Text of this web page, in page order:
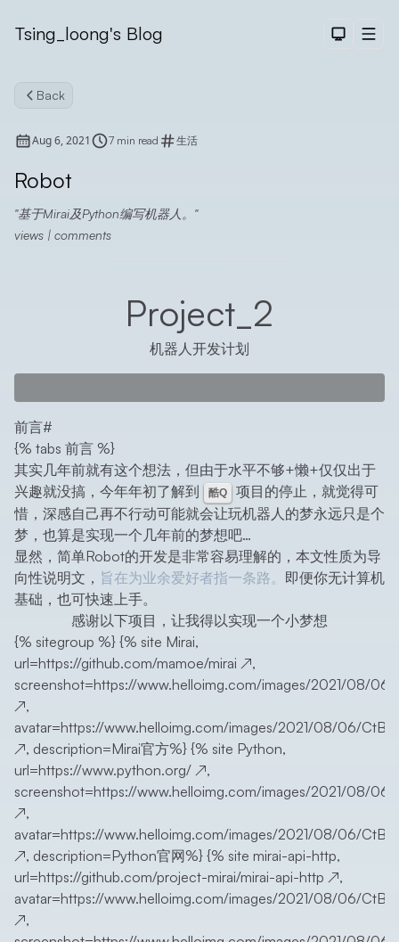
Tsing_loong's Blog Dark
Back
Aug 6, 2021 7 min read 生活
Robot
基于Mirai及Python编写机器人。
views | comments
Project_2
机器人开发计划
前言#
{% tabs 前言 %}
其实几年前就有这个想法，但由于水平不够+懒+仅仅出于
兴趣就没搞，今年年初了解到
酷Q
项目的停止，就觉得可
惜，深感自己再不行动可能就会让玩机器人的梦永远只是个
梦，也算是实现一个几年前的梦想吧…
显然，简单Robot的开发是非常容易理解的，本文性质为导
向性说明文， 旨在为业余爱好者指一条路。 即便你无计算机
基础，也可快速上手。
感谢以下项目，让我得以实现一个小梦想
{% sitegroup %} {% site Mirai,
url=https://github.com/mamoe/mirai ↗,
screenshot=https://www.helloimg.com/images/2021/08/06/
↗,
avatar=https://www.helloimg.com/images/2021/08/06/
↗, description=Mirai官方%} {% site Python,
url=https://www.python.org/ ↗,
screenshot=https://www.helloimg.com/images/2021/08/
↗,
avatar=https://www.helloimg.com/images/2021/08/06/
↗, description=Python官网%} {% site mirai-api-http,
url=https://github.com/project-mirai/mirai-api-http ↗,
avatar=https://www.helloimg.com/images/2021/08/06/
↗,